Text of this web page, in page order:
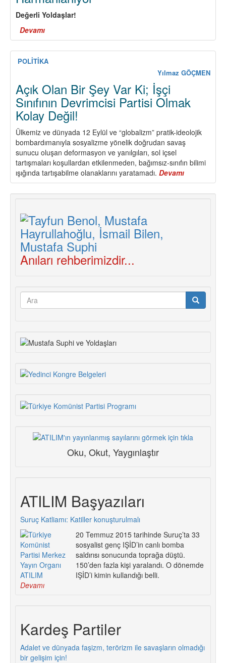
Değerli Yoldaşlar!
Devamı
Genç
Kuşak
Komünistler
Deneyimleri
İle
Harmanlanıyor
POLİTİKA
Yılmaz GÖÇMEN
Açık Olan Bir Şey Var Ki; İşçi
Sınıfının Devrimcisi Partisi Olmak
Kolay Değil!
Ülkemiz ve dünyada 12 Eylül ve “globalizm” pratik-ideolojik
bombardımanıyla sosyalizme yönelik doğrudan savaş
sunucu oluşan deformasyon ve yanılgıları, sol içsel
tartışmaları koşullardan etkilenmeden, bağımsız-sınıfın bilimi
ışığında tartışabilme olanaklarını yaratamadı. Devamı
Açık
Olan
Kolay
Değil!
Anıları rehberimizdir...
Arama
Oku, Okut, Yaygınlaştır
ATILIM Başyazıları
Suruç Katliamı: Katiller konuşturulmalı
20 Temmuz 2015 tarihinde Suruç’ta 33
sosyalist genç IŞİD’in canlı bomba
saldırısı sonucunda toprağa düştü.
150’den fazla kişi yaralandı. O dönemde
IŞİD’i kimin kullandığı belli.
Devamı
Kardeş Partiler
Adalet ve dünyada faşizm, terörizm ile savaşların olmadığı
bir gelişim için!